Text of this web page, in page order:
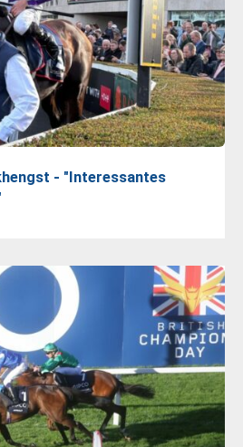
- "Interessantes